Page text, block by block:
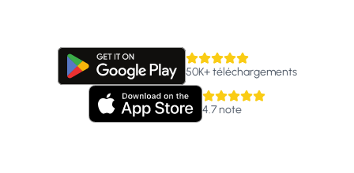
50K+téléchargements
4.7note